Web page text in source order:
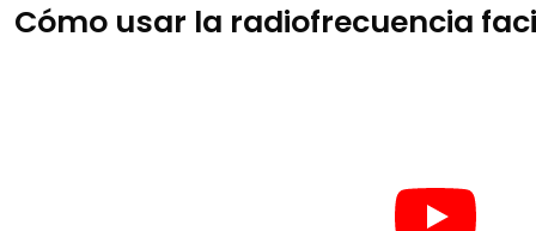
Cómo usar la radiofrecuencia